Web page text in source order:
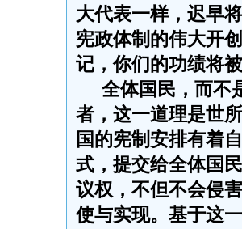
大代表一样， 迟早
宪政体制的伟大开
记，你们的功绩将
全体国民，而不
者，这一道理是世
国的宪制安排有着
式，提交给全体国
议权，不但不会侵
使与实现。基于这